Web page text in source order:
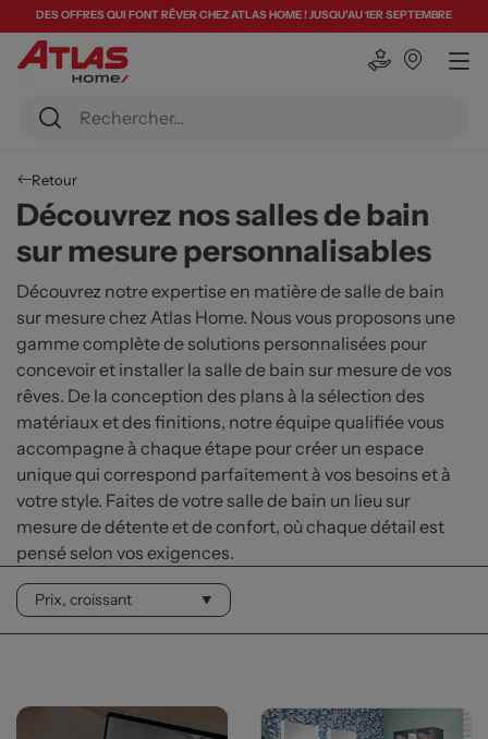
DES OFFRES QUI FONT RÊVER CHEZ ATLAS HOME ! JUSQU'AU 1ER SEPTEMBRE
Retour
Découvrez nos salles de bain
sur mesure personnalisables
Découvrez notre expertise en matière de salle de bain
sur mesure chez Atlas Home. Nous vous proposons une
gamme complète de solutions personnalisées pour
concevoir et installer la salle de bain sur mesure de vos
rêves. De la conception des plans à la sélection des
matériaux et des finitions, notre équipe qualifiée vous
accompagne à chaque étape pour créer un espace
unique qui correspond parfaitement à vos besoins et à
votre style. Faites de votre salle de bain un lieu sur
mesure de détente et de confort, où chaque détail est
pensé selon vos exigences.